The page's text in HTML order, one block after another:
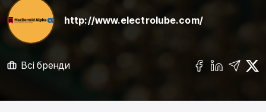
http://www.electrolube.com/
Всі бренди